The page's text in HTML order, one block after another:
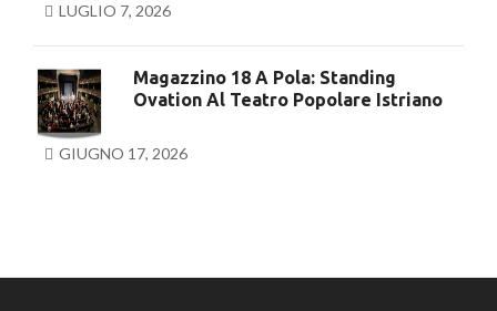
LUGLIO 7, 2026
Magazzino 18 A Pola: Standing
Ovation Al Teatro Popolare Istriano
GIUGNO 17, 2026